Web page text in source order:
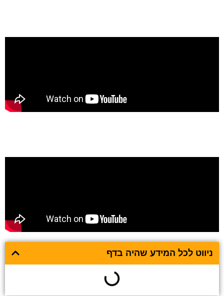
ניווט לכל המידע שהיה בדף